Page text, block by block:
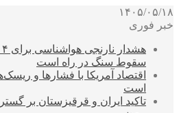
۱۴۰۵/۰۵/۱۸
خبر فوری
سقوط سنگ در راه است
اقتصاد آمریکا با فشارها و
است
تاکید ایران و قرقیزستان بر